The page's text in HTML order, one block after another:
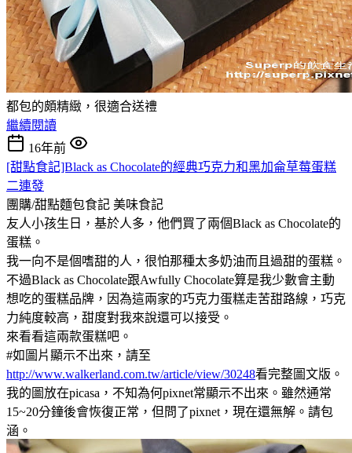
都包的頗精緻，很適合送禮
繼續閱讀
16年前
[甜點食記]Black as Chocolate的經典巧克力和黑加侖草莓蛋糕
二連發
團購/甜點麵包食記 美味食記
友人小孩生日，基於人多，他們買了兩個Black as Chocolate的
蛋糕。
我一向不是個嗜甜的人，很怕那種太多奶油而且過甜的蛋糕。
不過Black as Chocolate跟Awfully Chocolate算是我少數會主動
想吃的蛋糕品牌，因為這兩家的巧克力蛋糕走苦甜路線，巧克
力純度較高，甜度對我來說還可以接受。
來看看這兩款蛋糕吧。
#如圖片顯示不出來，請至
http://www.walkerland.com.tw/article/view/30248看完整圖文版。
我的圖放在picasa，不知為何pixnet常顯示不出來。雖然通常
15~20分鐘後會恢復正常，但問了pixnet，現在還無解。請包
涵。